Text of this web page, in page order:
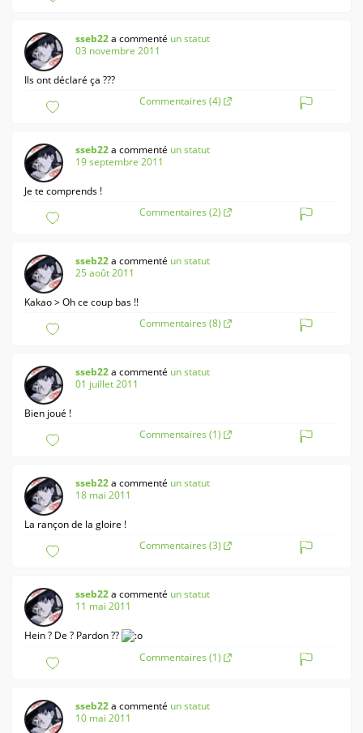
sseb22a commenté un statut
03 novembre 2011
Ils ont déclaré ça ???
Commentaires (4)
sseb22a commenté un statut
19 septembre 2011
Je te comprends !
Commentaires (2)
sseb22a commenté un statut
25 août 2011
Kakao > Oh ce coup bas !!
Commentaires (8)
sseb22a commenté un statut
01 juillet 2011
Bien joué !
Commentaires (1)
sseb22a commenté un statut
18 mai 2011
La rançon de la gloire !
Commentaires (3)
sseb22a commenté un statut
11 mai 2011
Hein ? De ? Pardon ??
Commentaires (1)
sseb22a commenté un statut
10 mai 2011